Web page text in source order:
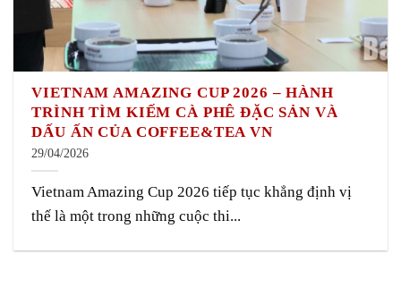
VIETNAM AMAZING CUP 2026 – HÀNH
TRÌNH TÌM KIẾM CÀ PHÊ ĐẶC SẢN VÀ
DẤU ẤN CỦA COFFEE&TEA VN
29/04/2026
Vietnam Amazing Cup 2026 tiếp tục khẳng định vị
thế là một trong những cuộc thi...